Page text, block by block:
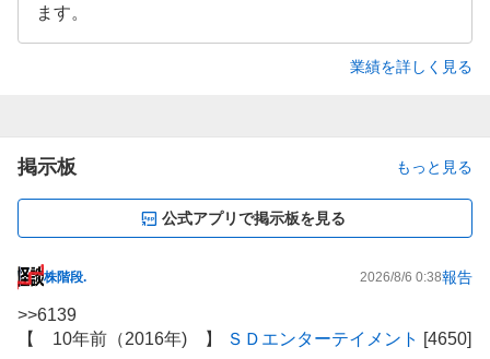
ます。
業績を詳しく見る
掲示板 もっと見る
公式アプリで掲示板を見る
掲
示
板
株階段. 2026/8/6 0:38報告
>>6139
【 10年前（2016年) 】
ＳＤエンターテイメント [4650]